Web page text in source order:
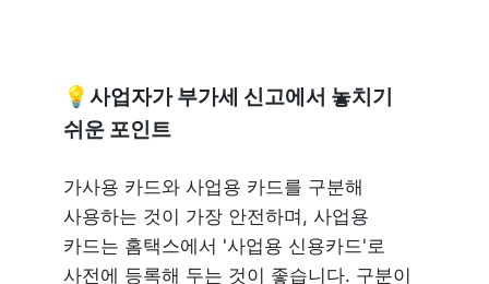
💡사업자가 부가세 신고에서 놓치기
쉬운 포인트
가사용 카드와 사업용 카드를 구분해
사용하는 것이 가장 안전하며, 사업용
카드는 홈택스에서 '사업용 신용카드'로
사전에 등록해 두는 것이 좋습니다. 구분이